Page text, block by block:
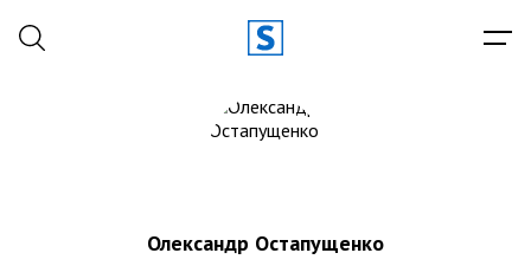
Олександр Остапущенко